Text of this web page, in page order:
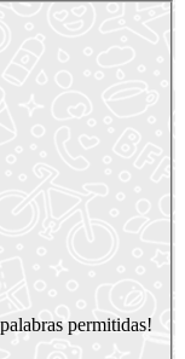
permitidas!